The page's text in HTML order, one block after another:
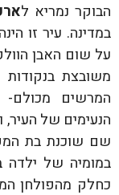
הבוקר נמריא ל
במדינה. עיר זו
על שום האבן
משובצת בנקודות
המרשים מכולם-
הנעימים של
שם שוכנת בת